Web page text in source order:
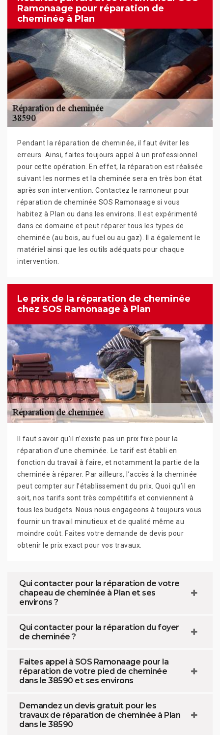
Ramonaage pour réparation de
cheminée à Plan
Pendant la réparation de cheminée, il faut éviter les
erreurs. Ainsi, faites toujours appel à un professionnel
pour cette opération. En effet, la réparation est réalisée
suivant les normes et la cheminée sera en très bon état
après son intervention. Contactez le ramoneur pour
réparation de cheminée SOS Ramonaage si vous
habitez à Plan ou dans les environs. Il est expérimenté
dans ce domaine et peut réparer tous les types de
cheminée (au bois, au fuel ou au gaz). Il a également le
matériel ainsi que les outils adéquats pour chaque
intervention.
Le prix de la réparation de cheminée
chez SOS Ramonaage à Plan
Il faut savoir qu’il n’existe pas un prix fixe pour la
réparation d’une cheminée. Le tarif est établi en
fonction du travail à faire, et notamment la partie de la
cheminée à réparer. Par ailleurs, l’accès à la cheminée
peut compter sur l’établissement du prix. Quoi qu’il en
soit, nos tarifs sont très compétitifs et conviennent à
tous les budgets. Nous nous engageons à toujours vous
fournir un travail minutieux et de qualité même au
moindre coût. Faites votre demande de devis pour
obtenir le prix exact pour vos travaux.
Qui contacter pour la réparation de votre
chapeau de cheminée à Plan et ses
environs ?
Qui contacter pour la réparation du foyer
de cheminée ?
Faites appel à SOS Ramonaage pour la
réparation de votre pied de cheminée
dans le 38590 et ses environs
Demandez un devis gratuit pour les
travaux de réparation de cheminée à Plan
dans le 38590